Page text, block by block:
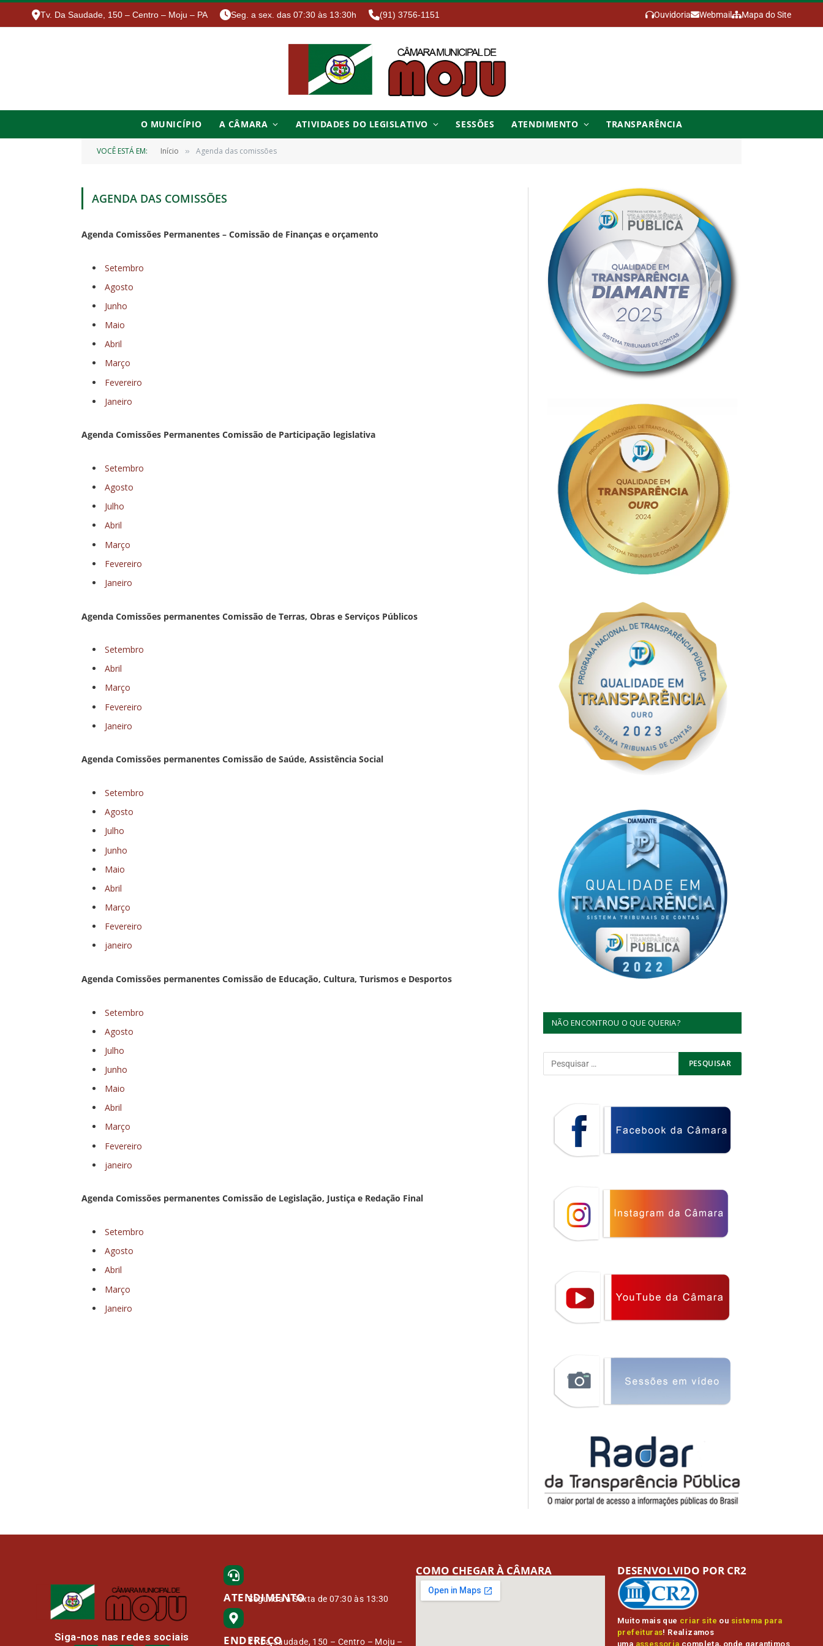
Tv. Da Saudade, 150 – Centro – Moju – PA Seg. a sex. das 07:30 às 13:30h (91) 3756-1151 Ouvidoria Webmail Mapa do Site
O MUNICÍPIO A CÂMARA ATIVIDADES DO LEGISLATIVO SESSÕES ATENDIMENTO TRANSPARÊNCIA
VOCÊ ESTÁ EM: Início » Agenda das comissões
AGENDA DAS COMISSÕES
Agenda Comissões Permanentes – Comissão de Finanças e orçamento
Setembro
Agosto
Junho
Maio
Abril
Março
Fevereiro
Janeiro
Agenda Comissões Permanentes Comissão de Participação legislativa
Setembro
Agosto
Julho
Abril
Março
Fevereiro
Janeiro
Agenda Comissões permanentes Comissão de Terras, Obras e Serviços Públicos
Setembro
Abril
Março
Fevereiro
Janeiro
Agenda Comissões permanentes Comissão de Saúde, Assistência Social
Setembro
Agosto
Julho
Junho
Maio
Abril
Março
Fevereiro
janeiro
Agenda Comissões permanentes Comissão de Educação, Cultura, Turismos e Desportos
Setembro
Agosto
Julho
Junho
Maio
Abril
Março
Fevereiro
janeiro
Agenda Comissões permanentes Comissão de Legislação, Justiça e Redação Final
Setembro
Agosto
Abril
Março
Janeiro
NÃO ENCONTROU O QUE QUERIA?
Siga-nos nas redes sociais
ATENDIMENTO
Segunda à Sexta de 07:30 às 13:30
ENDEREÇO
Tv Da Saudade, 150 – Centro – Moju –
COMO CHEGAR À CÂMARA
Muito mais que criar site ou sistema para
prefeituras! Realizamos
uma assessoria completa, onde garantimos
DESENVOLVIDO POR CR2